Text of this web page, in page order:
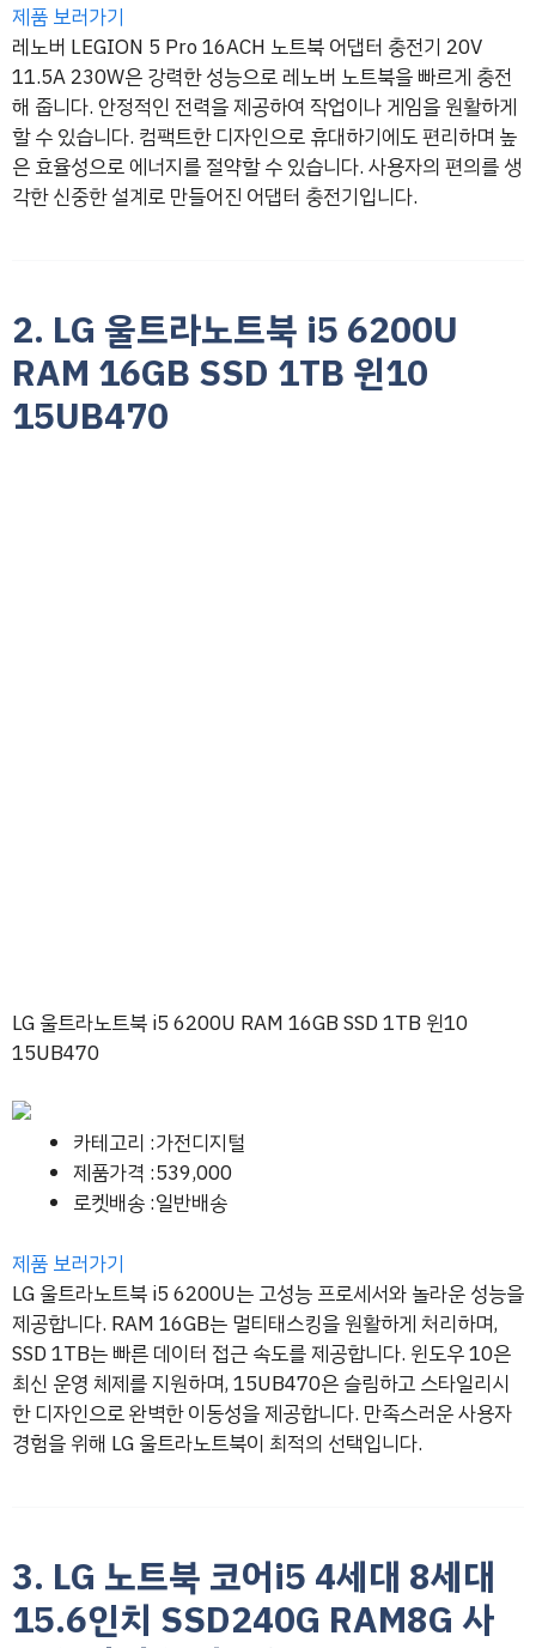
제품 보러가기
레노버 LEGION 5 Pro 16ACH 노트북 어댑터 충전기 20V
11.5A 230W은 강력한 성능으로 레노버 노트북을 빠르게 충전
해 줍니다. 안정적인 전력을 제공하여 작업이나 게임을 원활하게
할 수 있습니다. 컴팩트한 디자인으로 휴대하기에도 편리하며 높
은 효율성으로 에너지를 절약할 수 있습니다. 사용자의 편의를 생
각한 신중한 설계로 만들어진 어댑터 충전기입니다.
2. LG 울트라노트북 i5 6200U
RAM 16GB SSD 1TB 윈10
15UB470
LG 울트라노트북 i5 6200U RAM 16GB SSD 1TB 윈10
15UB470
카테고리 :가전디지털
제품가격 :539,000
로켓배송 :일반배송
제품 보러가기
LG 울트라노트북 i5 6200U는 고성능 프로세서와 놀라운 성능을
제공합니다. RAM 16GB는 멀티태스킹을 원활하게 처리하며,
SSD 1TB는 빠른 데이터 접근 속도를 제공합니다. 윈도우 10은
최신 운영 체제를 지원하며, 15UB470은 슬림하고 스타일리시
한 디자인으로 완벽한 이동성을 제공합니다. 만족스러운 사용자
경험을 위해 LG 울트라노트북이 최적의 선택입니다.
3. LG 노트북 코어i5 4세대 8세대
15.6인치 SSD240G RAM8G 사